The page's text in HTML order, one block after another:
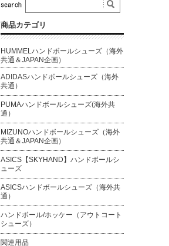
商品カテゴリ
HUMMELハンドボールシューズ（海外
共通＆JAPAN企画）
ADIDASハンドボールシューズ（海外
共通）
PUMAハンドボールシューズ(海外共
通）
MIZUNOハンドボールシューズ（海外
共通＆JAPAN企画）
ASICS【SKYHAND】ハンドボールシ
ューズ
ASICSハンドボールシューズ（海外共
通）
ハンドボール/ホッケー（アウトコート
シューズ）
関連用品